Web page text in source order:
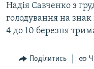
Надія Савченко з
голодування на знак
4 до 10 березня
Поділитись